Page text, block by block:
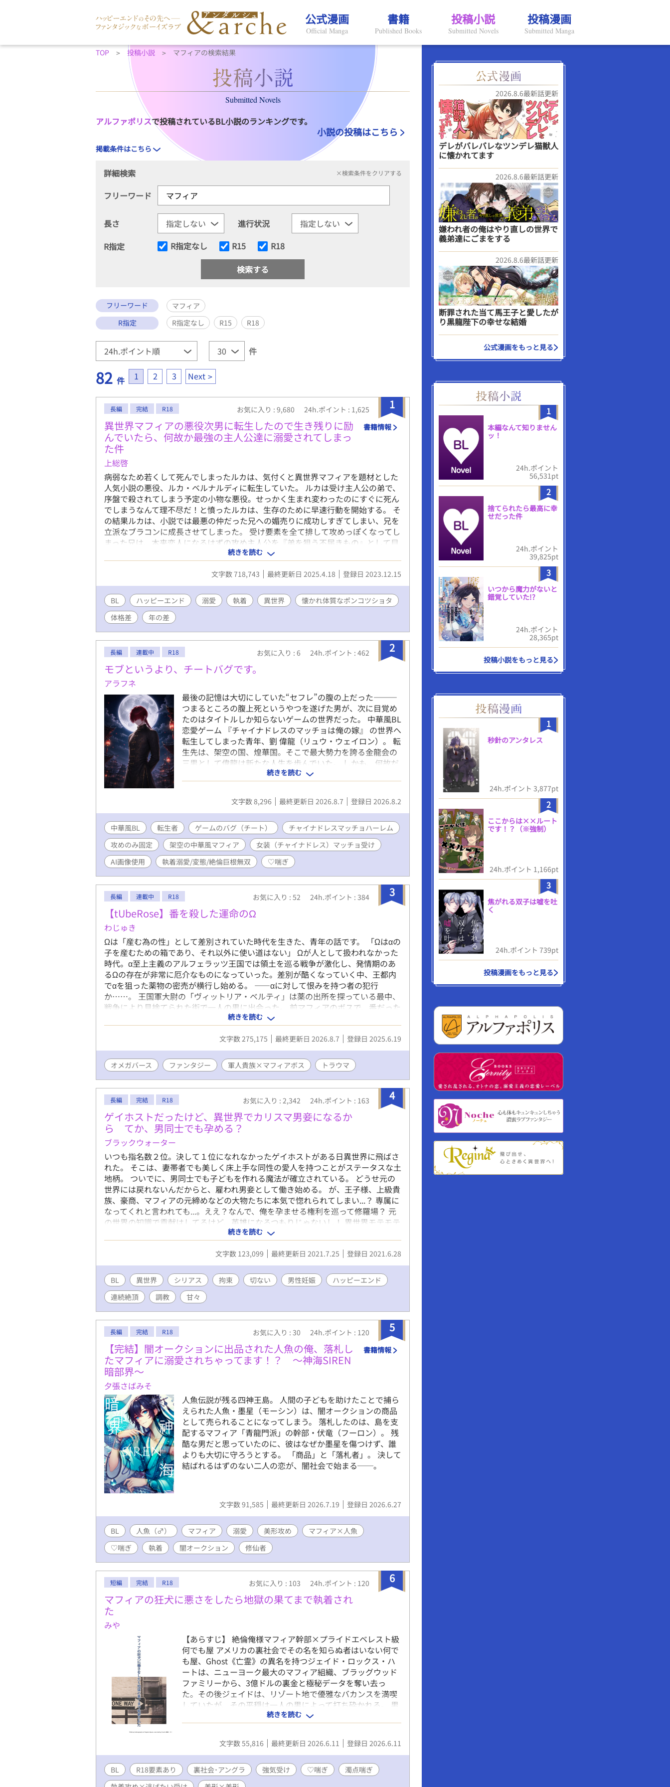
公式漫画
Official Manga
書籍
Published Books
投稿小説
Submitted Novels
投稿漫画
Submitted Manga
TOP 投稿小説 マフィアの検索結果
Submitted Novels
アルファポリスで投稿されているBL小説のランキングです。
小説の投稿はこちら
掲載条件はこちら
詳細検索 ×検索条件をクリアする
フリーワード
長さ
進行状況
R指定
R指定なし R15 R18
フリーワード
マフィア
R指定
R指定なし R15 R18
件
82 件 1 2 3 Next
1
長編 完結 R18 お気に入り : 9,680 24h.ポイント : 1,625
異世界マフィアの悪役次男に転生したので生き残りに励
んでいたら、何故か最強の主人公達に溺愛されてしまっ
た件
上総啓
書籍情報
病弱なため若くして死んでしまったルカは、気付くと異世界マフィアを題材とした
人気小説の悪役、ルカ・ベルナルディに転生していた。 ルカは受け主人公の弟で、
序盤で殺されてしまう予定の小物な悪役。せっかく生まれ変わったのにすぐに死ん
でしまうなんて理不尽だ！と憤ったルカは、生存のために早速行動を開始する。 そ
の結果ルカは、小説では最悪の仲だった兄への媚売りに成功しすぎてしまい、兄を
立派なブラコンに成長させてしまった。 受け要素を全て排して攻めっぽくなってし
まった兄は、本来恋人になるはずの攻め主人公を『弟を狙う不届きもの』として目
の敵にするように。 更には兄に惚れるはずの攻め主人公も、兄ではなくルカに執着
するようになり──？ 冷酷無情なマフィア攻め×ポンコツショタ受け 怖がりなポ
ンコツショタがマフィアのヤバい人達からの総愛されと執着に気付かず、クールを
演じて生き残りに励む話。
続きを読む
文字数 718,743 最終更新日 2025.4.18 登録日 2023.12.15
BL ハッピーエンド 溺愛 執着 異世界
懐かれ体質なポンコツショタ
体格差
年の差
2
長編 連載中 R18 お気に入り : 6 24h.ポイント : 462
モブというより、チートバグです。
アラフネ
最後の記憶は大切にしていた“セフレ”の腹の上だった———
つまるところの腹上死というやつを遂げた男が、次に目覚め
たのはタイトルしか知らないゲームの世界だった。 中華風BL
恋愛ゲーム 『チャイナドレスのマッチョは俺の嫁』 の世界へ
転生してしまった青年、劉 偉龍（リュウ・ウェイロン）。 転
生先は、架空の国、煌華国。そこで最大勢力を誇る金龍会の
三男として偉龍は新たな人生を歩んでいた。 しかも、何故だ
が生まれつき桁違いの才能を持つ超エリートとして。 ここは
ゲームの中、らしいのに…… 自分はたぶん主人公じゃないの
に…… 本人はゲームシステムなど全く知らない。 どうせ使命
も何もないただのモブだからと偉龍は早々に今世でも好きに
性欲に正直な自分の本能そのままに。 気に入った男を助け、
口説き、抱き、この世界の常識らしい所有の証のチャイナド
レスを贈る。…ただそれだけ。 しかしその行動こそが、ゲー
ム内では「攻略完了」として処理されていたのだった。 攻略
スマ、さらには攻略対象からの依存度や愛情までもが無限に
強化されるゲームシステム。 偉龍は知らないうちにその恩恵
を受け続け、本来ゲームでは到達できない"チートバグ"へと
無自覚進化を遂げていたのだった——— これは、偉龍とい
が、誰よりもゲームを攻略してしまう、中華風BLマフィア…
ラブコメディ？である。 ※ ✡⇒生成AI画像のイラスト付き ※
更新不定期
続きを読む
文字数 8,296 最終更新日 2026.8.7 登録日 2026.8.2
中華風BL 転生者 ゲームのバグ（チート）
チャイナドレスマッチョハーレム
攻めのみ固定
架空の中華風マフィア
女装（チャイナドレス）マッチョ受け
AI画像使用
執着溺愛/変態/絶倫巨根無双 ♡喘ぎ
3
長編 連載中 R18 お気に入り : 52 24h.ポイント : 384
【tUbeRose】番を殺した運命のΩ
わじゅき
Ωは「産む為の性」として差別されていた時代を生きた、青年の話です。 「Ωはαの
子を産むための箱であり、それ以外に使い道はない」 Ωが人として扱われなかった
時代。α至上主義のアルフェラッツ王国では領土を巡る戦争が激化し、発情期のあ
るΩの存在が非常に厄介なものになっていった。差別が酷くなっていく中、王都内
でαを狙った薬物の密売が横行し始める。 ――αに対して恨みを持つ者の犯行
か……。 王国軍大尉の「ヴィットリア・ベルティ」は薬の出所を探っている最中、
戦争により見捨てられた街で一人の男に出会った。 前マフィアのボスで、番だった
αを殺し……その地位を奪ったΩ「セヴェーロ・ポリアンカ」 ベルティは「強く」
「美しい」セヴェーロに惹かれ、運命の番だと確信するが……。 運命を手に入れた
いαと、本能を殺したΩの結末は――？
続きを読む
文字数 275,175 最終更新日 2026.8.7 登録日 2025.6.19
オメガバース ファンタジー 軍人貴族×マフィアボス トラウマ
4
長編 完結 R18 お気に入り : 2,342 24h.ポイント : 163
ゲイホストだったけど、異世界でカリスマ男妾になるか
ら てか、男同士でも孕める？
ブラックウォーター
いつも指名数２位。決して１位になれなかったゲイホストがある日異世界に飛ばさ
れた。 そこは、妻帯者でも美しく床上手な同性の愛人を持つことがステータスな土
地柄。 ついでに、男同士でも子どもを作れる魔法が確立されている。 どうせ元の
世界には戻れないんだからと、雇われ男妾として働き始める。 が、王子様、上級貴
族、豪商、マフィアの元締めなどの大物たちに本気で惚れられてしまい...？ 専属に
なってくれと言われても...。ええ？なんで、俺を孕ませる権利を巡って修羅場？ 元
の世界の知識で貢献はしてるけど、英雄になるつもりじゃないし！ 異世界モテモテ
ゲイホスト、ついでにホモ妊娠の奮戦記。 基本主人公攻めですが、乗っかり受け、
襲い受けもあります。 ノンケや攻め専をホモ受けに目覚めさせるシュチュが多いの
で、苦手な方はご注意を。 完結です。 読んで頂いた皆様に心より感謝申し上げま
す。
続きを読む
文字数 123,099 最終更新日 2021.7.25 登録日 2021.6.28
BL 異世界 シリアス 拘束 切ない 男性妊娠
ハッピーエンド
連続絶頂
調教 甘々
5
長編 完結 R18 お気に入り : 30 24h.ポイント : 120
【完結】闇オークションに出品された人魚の俺、落札し
たマフィアに溺愛されちゃってます！？ ～神海SIREN
暗部界～
夕張さばみそ
書籍情報
人魚伝説が残る四神王島。 人間の子どもを助けたことで捕ら
えられた人魚・墨星（モーシン）は、闇オークションの商品
として売られることになってしまう。 落札したのは、島を支
配するマフィア「青龍門派」の幹部・伏竜（フーロン）。 残
酷な男だと思っていたのに、彼はなぜか墨星を傷つけず、誰
よりも大切に守ろうとする。 「商品」と「落札者」。 決して
結ばれるはずのない二人の恋が、闇社会で始まる──。
文字数 91,585 最終更新日 2026.7.19 登録日 2026.6.27
BL 人魚（♂） マフィア 溺愛 美形攻め
マフィア×人魚
♡喘ぎ
執着 闇オークション 修仙者
6
短編 完結 R18 お気に入り : 103 24h.ポイント : 120
マフィアの狂犬に悪さをしたら地獄の果てまで執着され
た
みや
【あらすじ】 絶倫俺様マフィア幹部×プライドエベレスト級
何でも屋 アメリカの裏社会でその名を知らぬ者はいない何で
も屋、Ghost《亡霊》の異名を持つジェイド・ロックス・ハ
ートは、ニューヨーク最大のマフィア組織、ブラッグウッド
ファミリーから、3億ドルの裏金と極秘データを奪い去っ
た。その後ジェイドは、リゾート地で優雅なバカンスを満喫
していたが、その平穏は一人の男によって打ち砕かれる。 男
の名は、テオ・ブラッグウッド。 ブラッグウッドファミリー
の次期ボス候補にして、『狂犬』の異名で恐れられる危険人
物だった。ジェイドはテオに拉致され、アジトに軟禁されて
しまう。 そこで突きつけられた条件はただ一つ。 ――死にた
イドは生き延びることができるのか。それとも､狂犬に喰い尽
くされてしまうのか。 －－－－－⚠️注意⚠️－－－－－ ※本作
続きを読む
文字数 55,816 最終更新日 2026.6.11 登録日 2026.6.11
BL R18要素あり 裏社会･アングラ 強気受け ♡喘ぎ
濁点喘ぎ
2026.8.6最新話更新
デレがバレバレなツンデレ猫獣人
に懐かれてます
2026.8.6最新話更新
嫌われ者の俺はやり直しの世界で
義弟達にごまをする
2026.8.6最新話更新
断罪された当て馬王子と愛したが
り黒龍陛下の幸せな結婚
公式漫画をもっと見る
1
本編なんて知りません
ッ！
24h.ポイント
56,531pt
2
捨てられたら最高に幸
せだった件
24h.ポイント
39,825pt
3
いつから魔力がないと
錯覚していた!?
24h.ポイント
28,365pt
投稿小説をもっと見る
1
秒針のアンタレス
24h.ポイント 3,877pt
2
ここからは××ルート
です！？（※強制）
24h.ポイント 1,166pt
3
焦がれる双子は嘘を吐
く
24h.ポイント 739pt
投稿漫画をもっと見る